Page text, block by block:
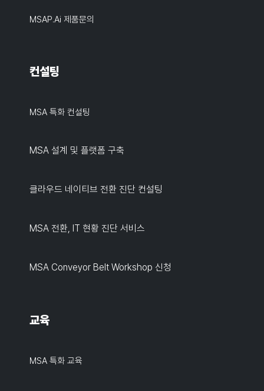
MSAP.ai 제품문의
컨설팅
MSA 특화 컨설팅
MSA 설계 및 플랫폼 구축
클라우드 네이티브 전환 진단 컨설팅
MSA 전환, IT 현황 진단 서비스
MSA Conveyor Belt Workshop 신청
교육
MSA 특화 교육